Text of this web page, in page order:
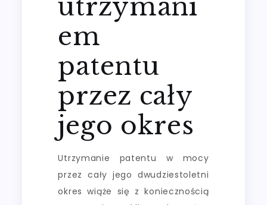
utrzymani
em
patentu
przez cały
jego okres
Utrzymanie patentu w mocy
przez cały jego dwudziestoletni
okres wiąże się z koniecznością